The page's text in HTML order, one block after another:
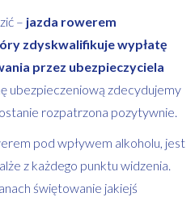
– jazda rowerem
zdyskwalifikuje wypłatę
przez ubezpieczyciela
ubezpieczeniową zdecydujemy
rozpatrzona pozytywnie.
pod wpływem alkoholu, jest
z każdego punktu widzenia.
świętowanie jakiejś